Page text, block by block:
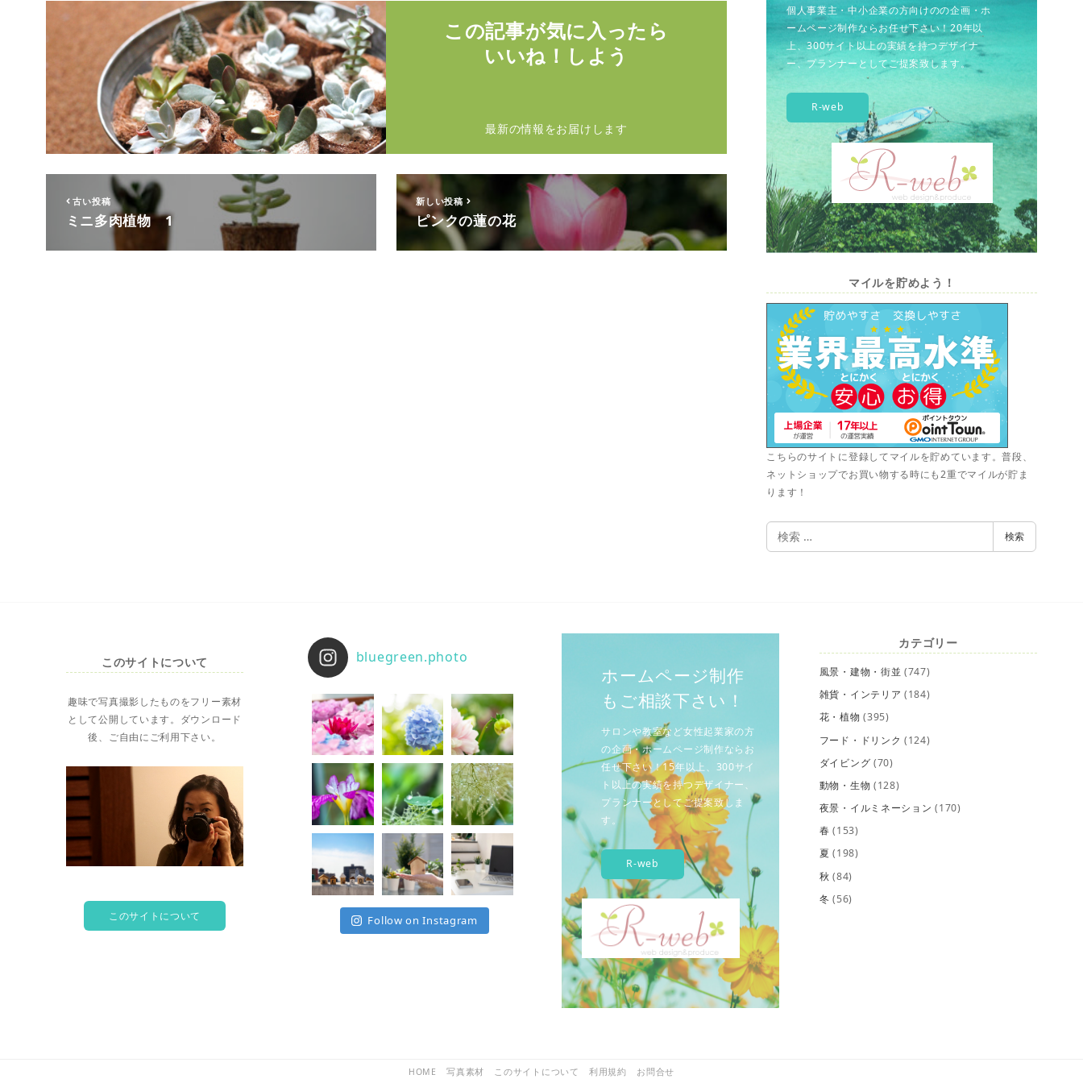
この記事が気に入ったら
いいね！しよう
最新の情報をお届けします
古い投稿
ミニ多肉植物 1
新しい投稿
ピンクの蓮の花
個人事業主・中小企業の方向けのの企画・ホ
ームページ制作ならお任せ下さい！20年以
上、300サイト以上の実績を持つデザイナ
ー、プランナーとしてご提案致します。
R-web
マイルを貯めよう！
こちらのサイトに登録してマイルを貯めています。普段、
ネットショップでお買い物する時にも2重でマイルが貯ま
ります！
検
索
検索
このサイトについて
趣味で写真撮影したものをフリー素材
として公開しています。ダウンロード
後、ご自由にご利用下さい。
このサイトについて
bluegreen.photo
Follow on Instagram
ホームページ制作
もご相談下さい！
サロンや教室など女性起業家の方
の企画・ホームページ制作ならお
任せ下さい！15年以上、300サイ
ト以上の実績を持つデザイナー、
プランナーとしてご提案致しま
す。
R-web
カテゴリー
風景・建物・街並 (747)
雑貨・インテリア (184)
花・植物 (395)
フード・ドリンク (124)
ダイビング (70)
動物・生物 (128)
夜景・イルミネーション (170)
春 (153)
夏 (198)
秋 (84)
冬 (56)
HOME 写真素材 このサイトについて 利用規約 お問合せ